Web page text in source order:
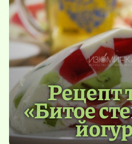
Рецепт
«Битое